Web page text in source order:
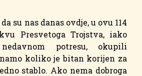
su nas danas ovdje, u ovu 114
Presvetoga Trojstva, iako
potresu, okupili
koliko je bitan korijen za
stablo. Ako nema dobroga